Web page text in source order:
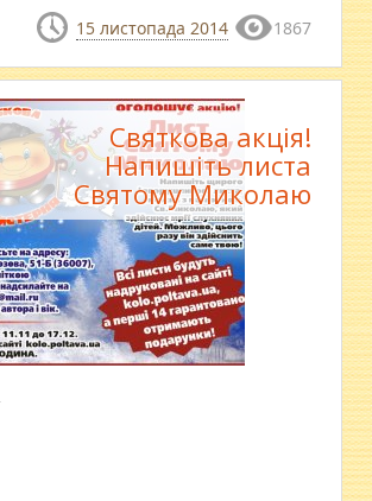
15 листопада 2014 1867
Святкова акція!
Напишіть листа
Святому Миколаю